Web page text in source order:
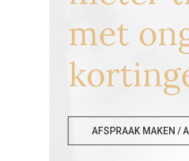
met
AFSPRAAK MAKEN /